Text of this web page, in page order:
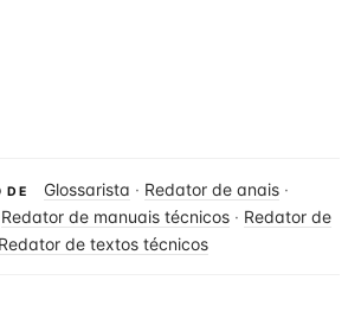
DE Glossarista · Redator de anais ·
Redator de manuais técnicos · Redator de
Redator de textos técnicos